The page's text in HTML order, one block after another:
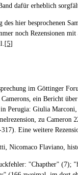
dafür erheblich
hier besprochenen
noch Rezensionen
5]
im Göttinger
ein Bericht
Perugia: Giulia
zu
Eine weitere
Nicomaco Flaviano,
"Chapther"